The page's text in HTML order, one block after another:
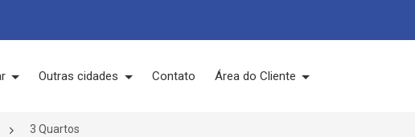
Outras cidades Contato Área do Cliente
3 Quartos